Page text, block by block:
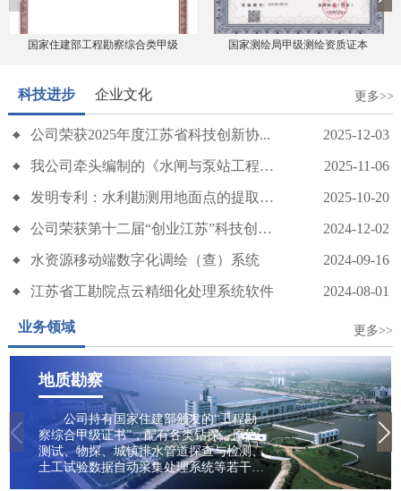
国家住建部工程勘察综合类甲级 国家测绘局甲级测绘资质证本
科技进步 企业文化 更多>>
公司荣获2025年度江苏省科技创新协... 2025-12-03
我公司牵头编制的《水闸与泵站工程地质... 2025-11-06
发明专利：水利勘测用地面点的提取优化... 2025-10-20
公司荣获第十二届“创业江苏”科技创业... 2024-12-02
水资源移动端数字化调绘（查）系统 2024-09-16
江苏省工勘院点云精细化处理系统软件 2024-08-01
业务领域 更多>>
地质勘察
公司持有国家住建部颁发的“工程勘
察综合甲级证书”，配有各类钻探、原位
测试、物探、城镇排水管道探查与检测、
土工试验数据自动采集处理系统等若干勘
察设备仪器。业务范围包括水电与新能